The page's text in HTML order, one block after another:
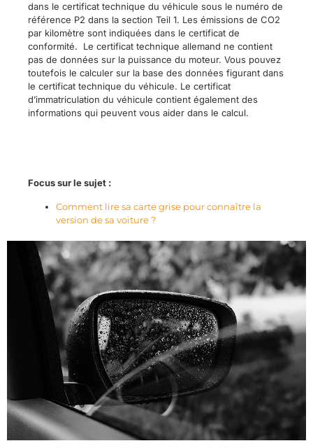
dans le certificat technique du véhicule sous le numéro de
référence P2 dans la section Teil 1. Les émissions de CO2
par kilomètre sont indiquées dans le certificat de
conformité. Le certificat technique allemand ne contient
pas de données sur la puissance du moteur. Vous pouvez
toutefois le calculer sur la base des données figurant dans
le certificat technique du véhicule. Le certificat
d’immatriculation du véhicule contient également des
informations qui peuvent vous aider dans le calcul.
Focus sur le sujet :
Comment lire sa carte grise pour connaître la
version de sa voiture ?